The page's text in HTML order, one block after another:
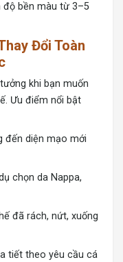
độ bền màu từ 3–5
Đổi Toàn
khi bạn muốn
Ưu điểm nổi bật
đến diện mạo mới
chọn da Nappa,
đã rách, nứt, xuống
tiết theo yêu cầu cá